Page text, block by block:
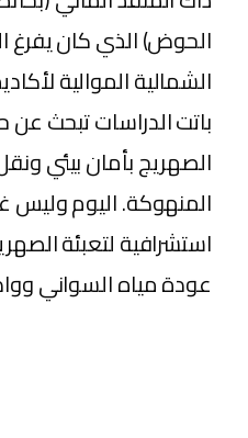
الحوض) الذي كان يفرغ
الشمالية الموالية
باتت الدراسات تبحث عن
الصهريج بأمان بيئي
المنهوكة. اليوم وليس
استشرافية لتعبئة
عودة مياه السواني